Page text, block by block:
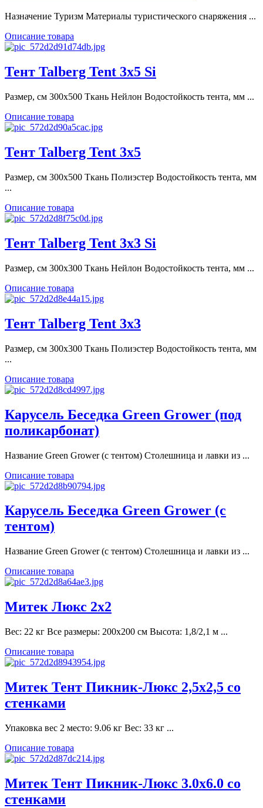
Назначение Туризм Материалы туристического снаряжения ...
Описание товара
Тент Talberg Tent 3x5 Si
Размер, см 300x500 Ткань Нейлон Водостойкость тента, мм ...
Описание товара
Тент Talberg Tent 3x5
Размер, см 300x500 Ткань Полиэстер Водостойкость тента, мм
...
Описание товара
Тент Talberg Tent 3x3 Si
Размер, см 300x300 Ткань Нейлон Водостойкость тента, мм ...
Описание товара
Тент Talberg Tent 3x3
Размер, см 300x300 Ткань Полиэстер Водостойкость тента, мм
...
Описание товара
Карусель Беседка Green Grower (под
поликарбонат)
Название Green Grower (с тентом) Столешница и лавки из ...
Описание товара
Карусель Беседка Green Grower (с
тентом)
Название Green Grower (с тентом) Столешница и лавки из ...
Описание товара
Митек Люкс 2х2
Вес: 22 кг Все размеры: 200х200 см Высота: 1,8/2,1 м ...
Описание товара
Митек Тент Пикник-Люкс 2,5х2,5 со
стенками
Упаковка вес 2 место: 9.06 кг Вес: 33 кг ...
Описание товара
Митек Тент Пикник-Люкс 3.0х6.0 со
стенками